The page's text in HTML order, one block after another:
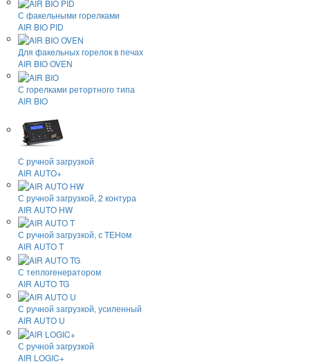
С факельными горелками
AIR BIO PID
Для факельных горелок в печах
AIR BIO OVEN
С горелками ретортного типа
AIR BIO
С ручной загрузкой
AIR AUTO+
С ручной загрузкой, 2 контура
AIR AUTO HW
С ручной загрузкой, с ТЕНом
AIR AUTO T
С теплогенератором
AIR AUTO TG
С ручной загрузкой, усиленный
AIR AUTO U
С ручной загрузкой
AIR LOGIC+